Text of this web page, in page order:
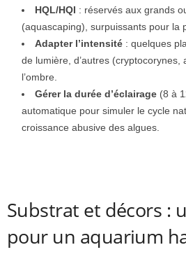
HQL/HQI : réservés aux grands
(aquascaping), surpuissants pour la
Adapter l’intensité : quelques
de lumière, d’autres (cryptocorynes,
l’ombre.
Gérer la durée d’éclairage (8 à
automatique pour simuler le cycle
croissance abusive des algues.
Substrat et décors :
pour un aquarium